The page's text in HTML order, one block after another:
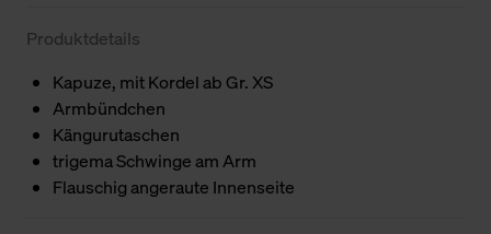
Produktdetails
Kapuze, mit Kordel ab Gr. XS
Armbündchen
Kängurutaschen
trigema Schwinge am Arm
Flauschig angeraute Innenseite